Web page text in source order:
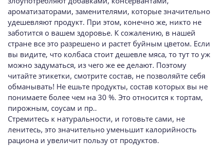
ароматизаторами, заменителями, которые значительно
удешевляют продукт. При этом, конечно же, никто не
заботится о вашем здоровье. К сожалению, в нашей
стране все это разрешено и растет буйным цветом. Если
вы видите, что колбаса стоит дешевле мяса, то тут то уж
можно задуматься, из чего же ее делают. Поэтому
читайте этикетки, смотрите состав, не позволяйте себя
обманывать! Не ешьте продукты, состав которых вы не
понимаете более чем на 30 %. Это относится к тортам,
пирожным, соусам и пр..
Стремитесь к натуральности, и готовьте сами, не
ленитесь, это значительно уменьшит калорийность
рациона и увеличит пользу от продуктов.